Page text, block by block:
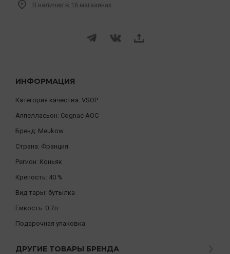
ИНФОРМАЦИЯ
Категория качества: VSOP
Аппелласьон: Cognac AOC
Бренд: Meukow
Страна: Франция
Регион: Коньяк
Крепость: 40 %
Вид тары: бутылка
Ёмкость: 0.7л.
Подарочная упаковка
ДРУГИЕ ТОВАРЫ БРЕНДА
В наличии в 16 магазинах